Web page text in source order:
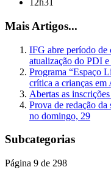
12h31
Mais Artigos...
IFG abre período de
atualização do PDI
Programa “Espaço
crítica a crianças em
Abertas as
Prova de redação da
no domingo, 29
Subcategorias
Página 9 de 298